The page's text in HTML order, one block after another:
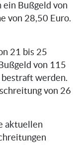
Bußgeld von
von 28,50 Euro.
21 bis 25
von 115
bestraft werden.
von 26
aktuellen